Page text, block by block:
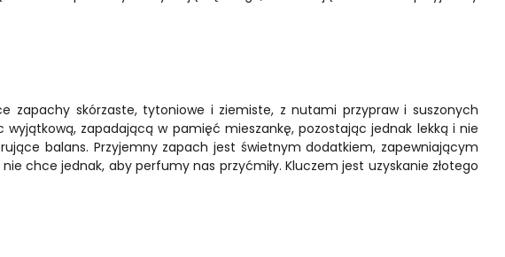
zapachy skórzaste, tytoniowe i ziemiste, z nutami przypraw i suszonych
zapadającą w pamięć mieszankę, pozostając jednak lekką i nie
balans. Przyjemny zapach jest świetnym dodatkiem, zapewniającym
chce jednak, aby perfumy nas przyćmiły. Kluczem jest uzyskanie złotego